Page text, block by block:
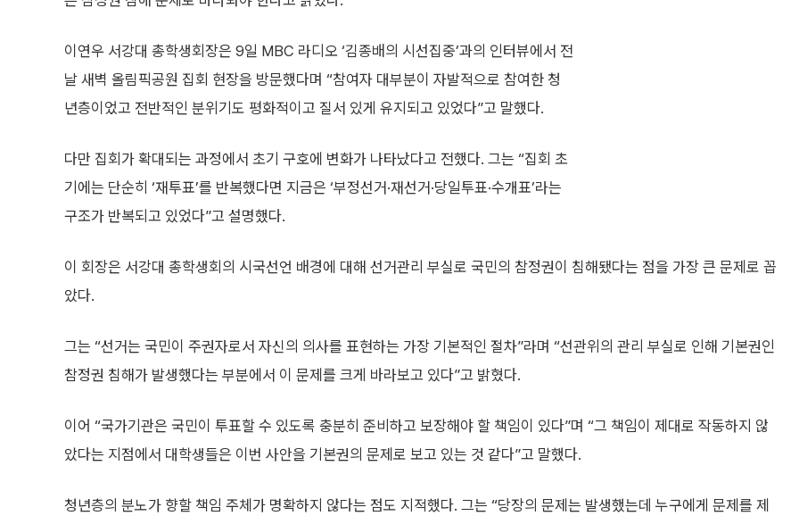
이연우 서강대 총학생회장은 9일 MBC 라디오 ‘김종배의 시선집중’과의 인터뷰에서 전
날 새벽 올림픽공원 집회 현장을 방문했다며 “참여자 대부분이 자발적으로 참여한 청
년층이었고 전반적인 분위기도 평화적이고 질서 있게 유지되고 있었다”고 말했다.
다만 집회가 확대되는 과정에서 초기 구호에 변화가 나타났다고 전했다. 그는 “집회 초
기에는 단순히 ‘재투표’를 반복했다면 지금은 ‘부정선거·재선거·당일투표·수개표’라는
구조가 반복되고 있었다”고 설명했다.
이 회장은 서강대 총학생회의 시국선언 배경에 대해 선거관리 부실로 국민의 참정권이 침해됐다는 점을 가장 큰 문제로 꼽
았다.
그는 “선거는 국민이 주권자로서 자신의 의사를 표현하는 가장 기본적인 절차”라며 “선관위의 관리 부실로 인해 기본권인
참정권 침해가 발생했다는 부분에서 이 문제를 크게 바라보고 있다”고 밝혔다.
이어 “국가기관은 국민이 투표할 수 있도록 충분히 준비하고 보장해야 할 책임이 있다”며 “그 책임이 제대로 작동하지 않
았다는 지점에서 대학생들은 이번 사안을 기본권의 문제로 보고 있는 것 같다”고 말했다.
청년층의 분노가 향할 책임 주체가 명확하지 않다는 점도 지적했다. 그는 “당장의 문제는 발생했는데 누구에게 문제를 제